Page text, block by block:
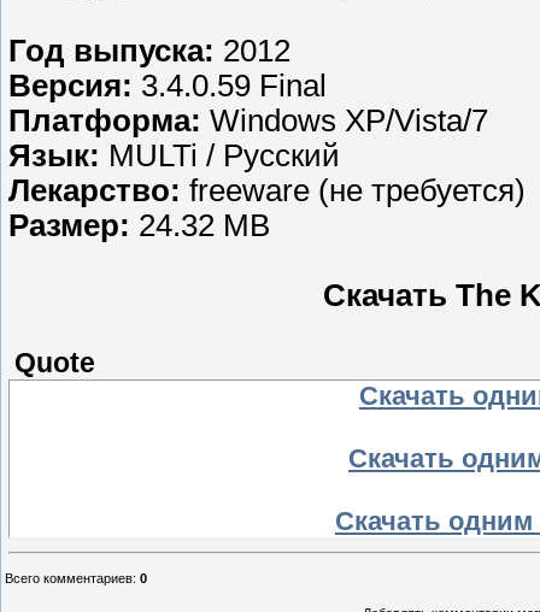
Год выпуска: 2012
Версия: 3.4.0.59 Final
Платформа: Windows XP/Vista/7
Язык: MULTi / Русский
Лекарство: freeware (не требуется)
Размер: 24.32 MB
Скачать The
Quote
Скачать
Скачать
Скачать
Всего комментариев: 0